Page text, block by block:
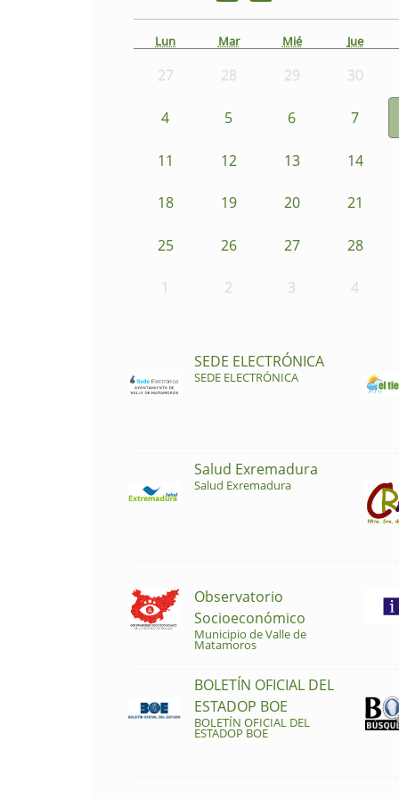
Lun Mar Mié Jue
27 28 29 30
4 5 6 7
11 12 13 14
18 19 20 21
25 26 27 28
1 2 3 4
SEDE ELECTRÓNICA
SEDE ELECTRÓNICA
Salud Exremadura
Salud Exremadura
Observatorio
Socioeconómico
Municipio de Valle de
Matamoros
BOLETÍN OFICIAL DEL
ESTADOP BOE
BOLETÍN OFICIAL DEL
ESTADOP BOE